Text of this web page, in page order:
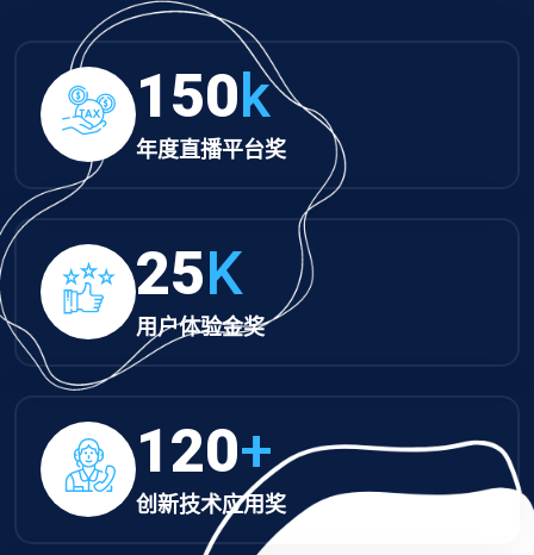
150k
年度直播平台奖
25K
用户体验金奖
120+
创新技术应用奖